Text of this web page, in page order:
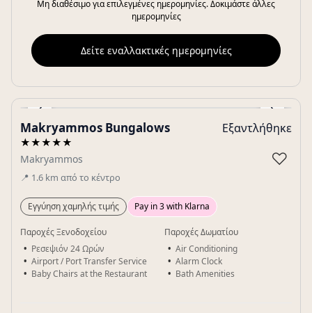
Μη διαθέσιμο για επιλεγμένες ημερομηνίες. Δοκιμάστε άλλες
ημερομηνίες
Δείτε εναλλακτικές ημερομηνίες
‹ ›
Gallery
Makryammos Bungalows
★★★★★
Makryammos
📍 1.6 km από το κέντρο
Εξαντλήθηκε
♡
Εγγύηση χαμηλής τιμής Pay in 3 with Klarna
Παροχές Ξενοδοχείου
Ρεσεψιόν 24 Ωρών
Airport / Port Transfer Service
Baby Chairs at the Restaurant
Παροχές Δωματίου
Air Conditioning
Alarm Clock
Bath Amenities